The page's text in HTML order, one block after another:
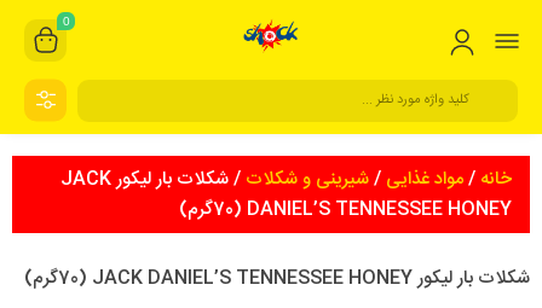
0
خانه /مواد غذایی /شیرینی و شکلات
/ شکلات بار ليكور JACK
DANIEL’S TENNESSEE HONEY (70گرم)
شکلات بار ليكور JACK DANIEL’S TENNESSEE HONEY (70گرم)